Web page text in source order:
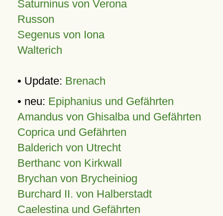
Saturninus von Verona
Russon
Segenus von Iona
Walterich
• Update: Brenach
• neu: Epiphanius und Gefährten
Amandus von Ghisalba und Gefährten
Coprica und Gefährten
Balderich von Utrecht
Berthanc von Kirkwall
Brychan von Brycheiniog
Burchard II. von Halberstadt
Caelestina und Gefährten